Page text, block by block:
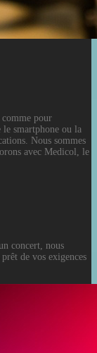
pour
le smartphone ou la
Nous sommes
avec Medicol, le
concert, nous
de vos exigences